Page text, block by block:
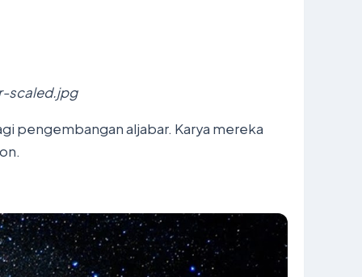
scaled.jpg
pengembangan aljabar. Karya mereka